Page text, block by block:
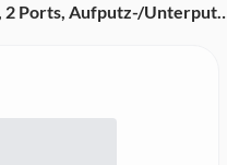
2 Ports, Aufputz-/Unterputz